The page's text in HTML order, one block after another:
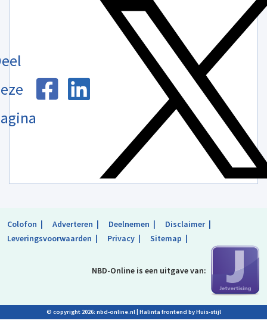
Colofon Adverteren Deelnemen
Disclaimer
Leveringsvoorwaarden
Privacy Sitemap
NBD-Online is een uitgave van:
© copyright 2026: nbd-online.nl | Halinta frontend by Huis-stijl